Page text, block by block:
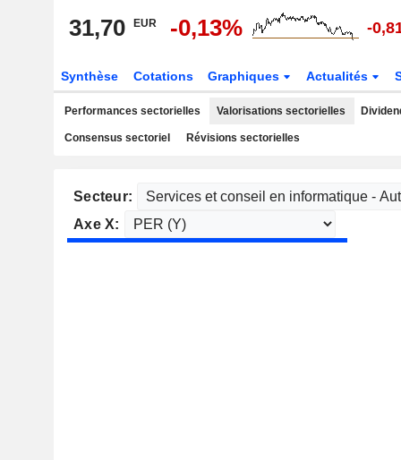
31,70 EUR -0,13% -
Synthèse Cotations Graphiques Actualités
Performances sectorielles Valorisations sectorielles
Consensus sectoriel Révisions sectorielles
Secteur:
Axe X: